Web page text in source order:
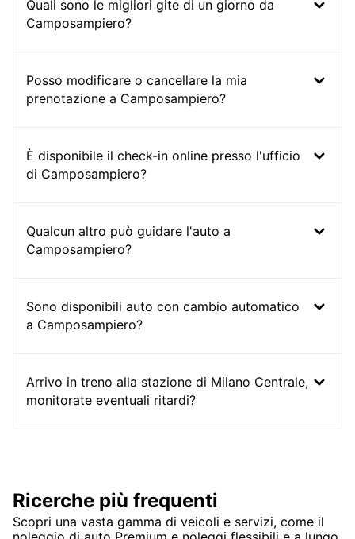
Quali sono le migliori gite di un giorno da
Camposampiero?
Posso modificare o cancellare la mia
prenotazione a Camposampiero?
È disponibile il check-in online presso l'ufficio
di Camposampiero?
Qualcun altro può guidare l'auto a
Camposampiero?
Sono disponibili auto con cambio automatico
a Camposampiero?
Arrivo in treno alla stazione di Milano Centrale,
monitorate eventuali ritardi?
Ricerche più frequenti
Scopri una vasta gamma di veicoli e servizi, come il